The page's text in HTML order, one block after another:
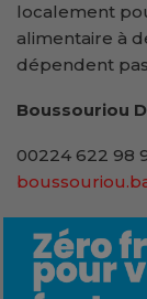
localement
alimentaire à
dépendent pas
Boussouriou
00224 622 98